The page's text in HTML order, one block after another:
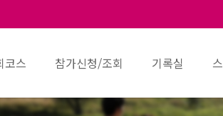
코스 참가신청/조회 기록실